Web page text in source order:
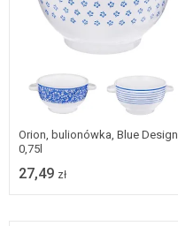
Orion, bulionówka, Blue Design,
0,75l
27,49 zł